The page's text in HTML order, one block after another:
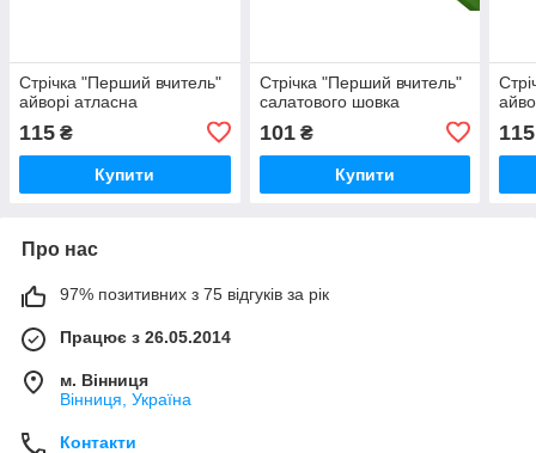
Стрічка "Перший вчитель"
айворі атласна
115 ₴
Купити
Стрічка "Перший вчитель"
салатового шовка
101₴
Купити
115
Про нас
97% позитивних з 75 відгуків за рік
Працює з 26.05.2014
м. Вінниця
Вінниця, Україна
Контакти